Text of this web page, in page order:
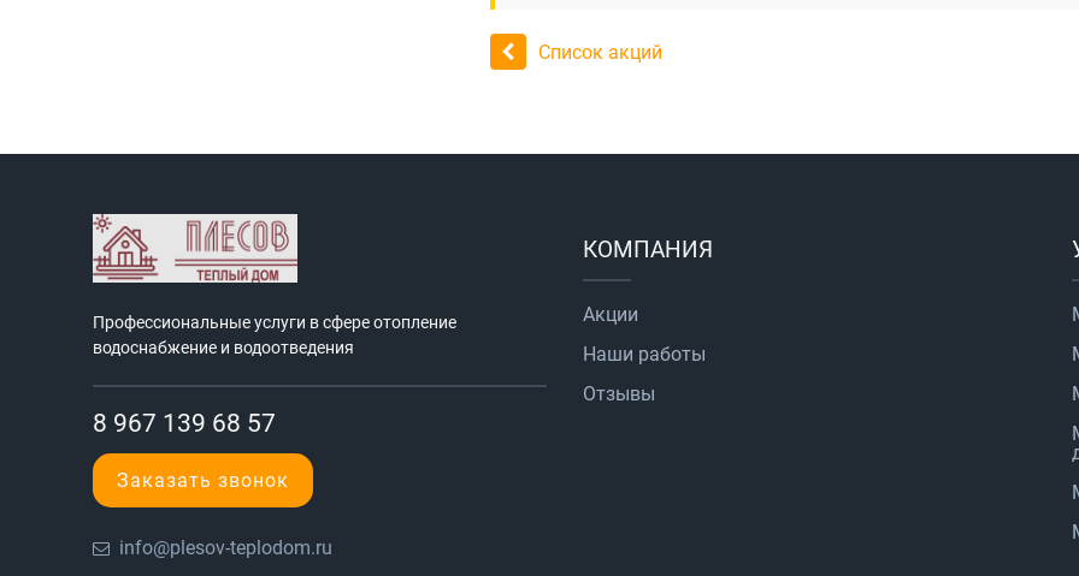
Список акций
Профессиональные услуги в сфере отопление
водоснабжение и водоотведения
8 967 139 68 57
Заказать звонок
info@plesov-teplodom.ru
КОМПАНИЯ
Акции
Наши работы
Отзывы